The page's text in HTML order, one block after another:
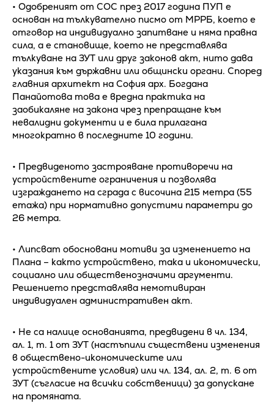
• Одобреният от СОС през 2017 година ПУП е
основан на тълкувателно писмо от МРРБ, което е
отговор на индивидуално запитване и няма правна
сила, а е становище, което не представлява
тълкуване на ЗУТ или друг законов акт, нито дава
указания към държавни или общински органи. Според
главния архитект на София арх. Богдана
Панайотова това е вредна практика на
заобикаляне на закона чрез препращане към
невалидни документи и е била прилагана
многократно в последните 10 години.
• Предвиденото застрояване противоречи на
устройствените ограничения и позволява
изграждането на сграда с височина 215 метра (55
етажа) при нормативно допустими параметри до
26 метра.
• Липсват обосновани мотиви за изменението на
Плана – както устройствено, така и икономически,
социално или общественозначими аргументи.
Решението представлява немотивиран
индивидуален административен акт.
• Не са налице основанията, предвидени в чл. 134,
ал. 1, т. 1 от ЗУТ (настъпили съществени изменения
в обществено-икономическите или
устройствените условия) или чл. 134, ал. 2, т. 6 от
ЗУТ (съгласие на всички собственици) за допускане
на промяната.